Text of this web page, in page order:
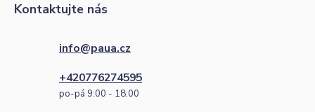
Kontaktujte nás
info@paua.cz
+420776274595
po-pá 9:00 - 18:00